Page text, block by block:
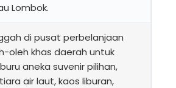
Lombok.
di pusat perbelanjaan
oleh khas daerah untuk
aneka suvenir pilihan,
air laut, kaos liburan,